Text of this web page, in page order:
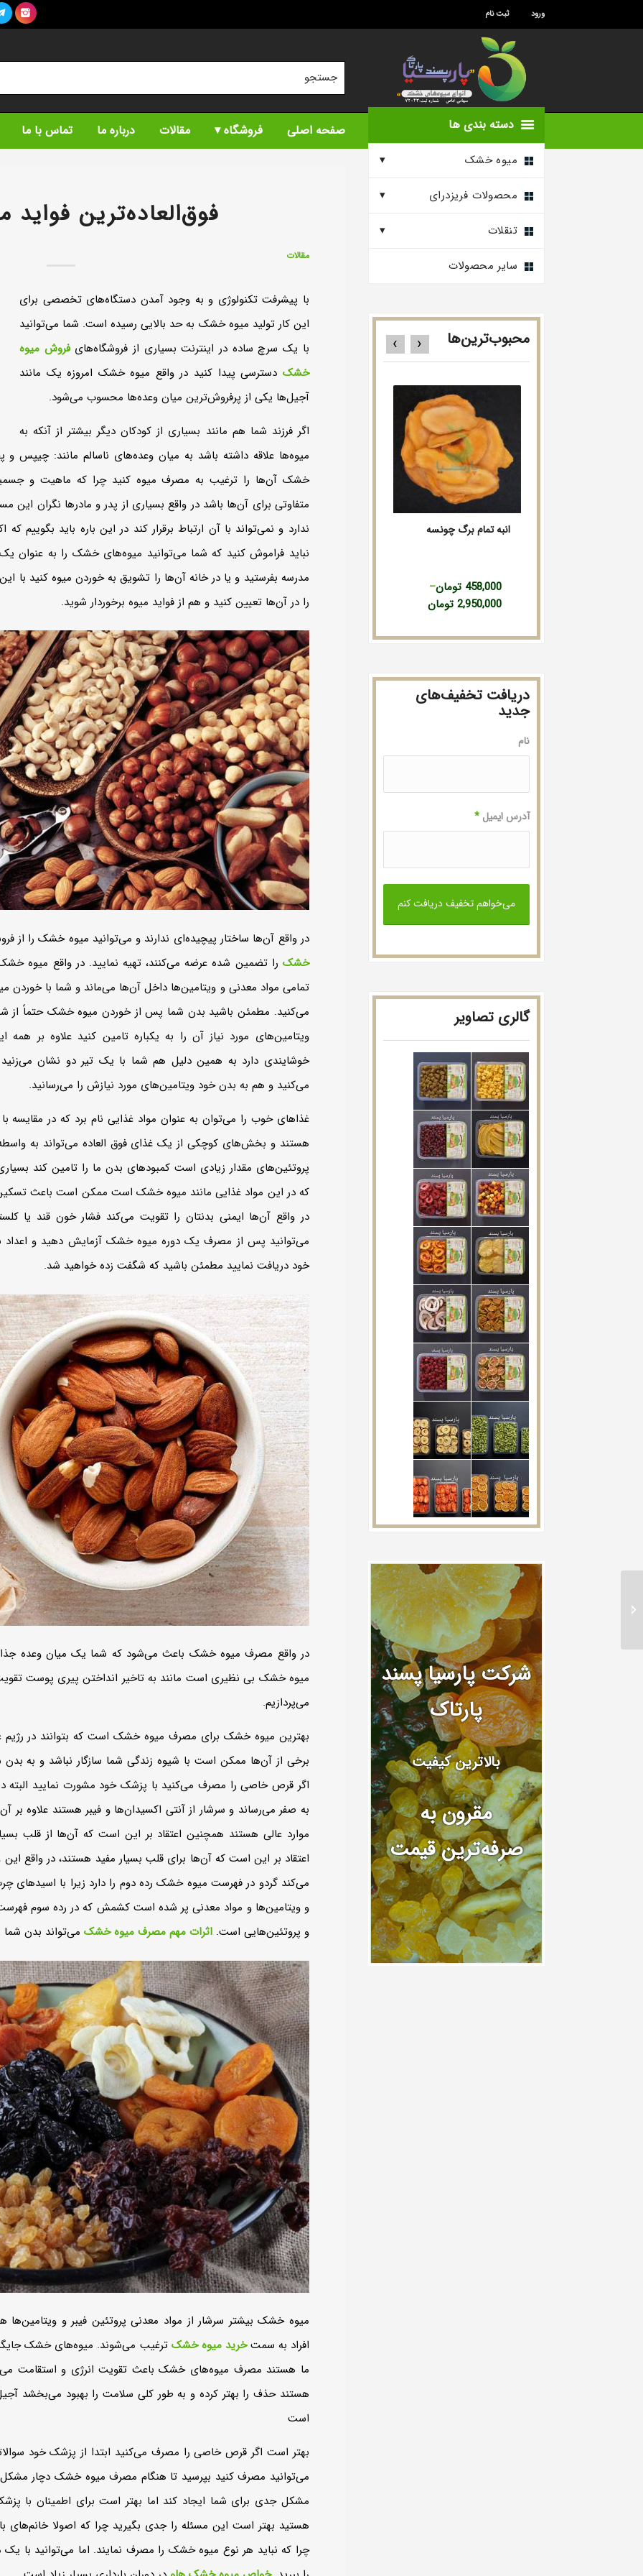
ورود ثبت نام 
صفحه اصلی فروشگاه مقالات درباره ما تماس با ما
فوق‌العاده‌ترین
مقالات
با پیشرفت تکنولوژی و به وجود آمدن دستگاه‌‌های تخصصی برای
این کار تولید میوه خشک به حد بالایی رسیده است. شما می‌توانید
با یک سرچ ساده در اینترنت بسیاری از فروشگاه‌‌هایفروش میوه
خشک دسترسی پیدا کنید در واقع میوه خشک امروزه یک مانند
آجیل‌‌ها یکی از پرفروش‌ترین میان وعده‌‌ها محسوب می‌‌شود.
اگر فرزند شما هم مانند بسیاری از کودکان دیگر بیشتر از آنکه به
میوه‌‌ها علاقه داشته باشد به میان وعده‌‌های ناسالم مانند: چیپس و
خشک آن‌ها را ترغیب به مصرف میوه کنید چرا که ماهیت و
متفاوتی برای آن‌ها باشد در واقع بسیاری از پدر و مادرها نگران این
ندارد و نمی‌‌تواند با آن ارتباط برقرار کند در این باره باید بگوییم
نباید فراموش کنید که شما می‌‌توانید میوه‌‌های خشک را به عنوان
مدرسه بفرستید و یا در خانه آن‌‌ها را تشویق به خوردن میوه کنید با
را در آن‌ها تعیین کنید و هم از فواید میوه برخوردار شوید.
در واقع آن‌ها ساختار پیچیده‌ای ندارند و می‌‌توانید میوه خشک را از
خشک را تضمین شده عرضه می‌کنند، تهیه نمایید. در واقع میوه
تمامی مواد معدنی و ویتامین‌‌ها داخل آن‌ها می‌‌ماند و شما با
می‌‌کنید. مطمئن باشید بدن شما پس از خوردن میوه خشک حتماً از
ویتامین‌‌های مورد نیاز آن را به یکباره تامین کنید علاوه بر
خوشایندی دارد به همین دلیل هم شما با یک تیر دو نشان
می‌‌کنید و هم به بدن خود ویتامین‌‌های مورد نیازش را می‌‌رسانید.
غذاهای خوب را می‌‌توان به عنوان مواد غذایی نام برد که در مقایسه
هستند و بخش‌های کوچکی از یک غذای فوق العاده می‌تواند به
پروتئین‌‌های مقدار زیادی است کمبود‌‌های بدن ما را تامین کند
که در این مواد غذایی مانند میوه خشک است ممکن است باعث
در واقع آن‌‌ها ایمنی بدنتان را تقویت می‌‌کند فشار خون قند یا
می‌‌توانید پس از مصرف یک دوره میوه خشک آزمایش دهید و اعداد
خود دریافت نمایید مطمئن باشید که شگفت زده خواهید شد.
در واقع مصرف میوه خشک باعث می‌شود که شما یک میان وعده جذاب
میوه خشک بی نظیری است مانند به تاخیر انداختن پیری پوست
می‌‌پردازیم.
بهترین میوه خشک برای مصرف میوه خشک است که بتوانند در رژیم
برخی از آن‌‌ها ممکن است با شیوه زندگی شما سازگار نباشد و به
اگر قرص خاصی را مصرف می‌‌کنید با پزشک خود مشورت نمایید البته در
به صفر می‌‌رساند و سرشار از آنتی اکسیدان‌‌ها و فیبر هستند علاوه
اعتقاد بر این است که آن‌ها برای قلب بسیار مفید هستند، در واقع
و ویتامین‌‌ها و مواد معدنی پر شده است کشمش که در رده سوم
و پروتئین‌‌هایی است.اثرات مهم مصرف میوه خشک می‌‌تواند بدن شما
میوه خشک بیشتر سرشار از مواد معدنی پروتئین فیبر و ویتامین‌‌ها
افراد به سمتخرید میوه خشک ترغیب می‌شوند. میوه‌‌های خشک
ما هستند مصرف میوه‌های خشک باعث تقویت انرژی و استقامت
هستند حذف را بهتر کرده و به طور کلی سلامت را بهبود می‌بخشد
است
بهتر است اگر قرص خاصی را مصرف می‌کنید ابتدا از پزشک خود
می‌توانید مصرف کنید بپرسید تا هنگام مصرف میوه خشک دچار
مشکل جدی برای شما ایجاد کند اما بهتر است برای اطمینان با
هستید بهتر است این مسئله را جدی بگیرید چرا که اصولا خانم‌های
چرا که نباید هر نوع میوه خشک را مصرف نمایند. اما می‌توانید با
 دسته بندی ها
میوه خشک
محصولات فریزدرای
تنقلات
سایر محصولات
محبوب‌ترین‌ها
گیلاس بری قرمز استوایی
2,243,000 تومان
– 351,000 تومان
Price
range:
through
تومان
–
انبه خلال چونسه
2,350,000 تومان
209,000 تومان
Price
range:
through
2,350,000 تومان
گلابی با پوست دور طلایی
1,065,000 تومان
– 155,000 تومان
Price
range:
through
1,065,000 تومان
Price
range:
through
1,650,000 تومان
‹
›
دریافت تخفیف‌های
جدید
نام
آدرس ایمیل *
گالری تصاویر
شرکت پارسیا پسند
پارتاک
بالاترین کیفیت
مقرون به
صرفه‌ترین قیمت
موارد استفاده از آلبالو
خشک شده